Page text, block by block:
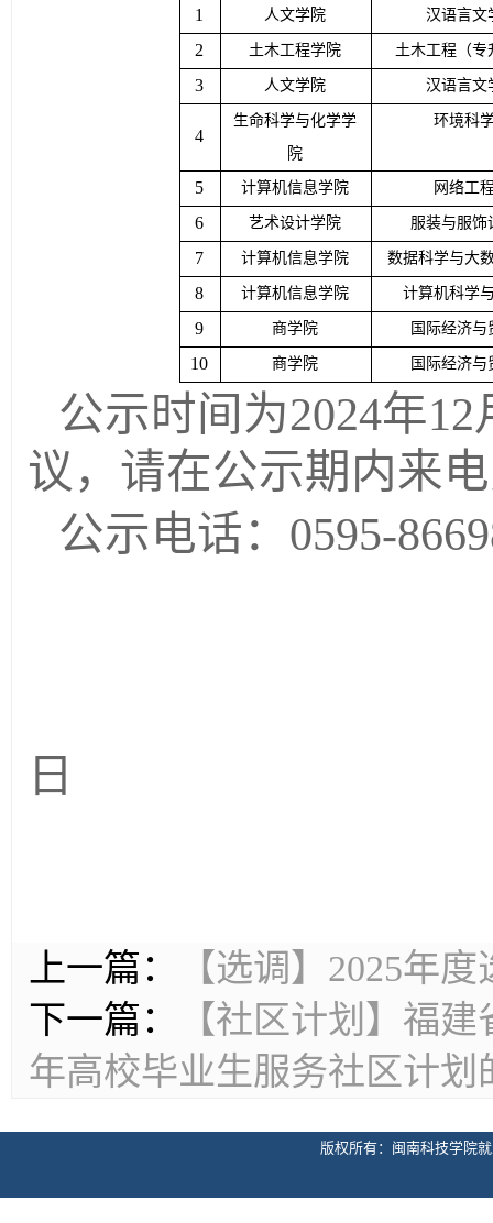
1 人文学院 汉语言文
2 土木工程学院 土木工程（专
3 人文学院 汉语言文
4
生命科学与化学学
院
环境科
5 计算机信息学院 网络工
6 艺术设计学院 服装与服饰
7 计算机信息学院 数据科学与大
8 计算机信息学院 计算机科学
9 商学院 国际经济与
10 商学院 国际经济与
公示时间为2024年
议，请在公示期内来
公示电话： 0595-
日
上一篇：
【选调】2025年
下一篇：
【社区计划】福
年高校毕业生服务社区计划
版权所有：闽南科技学院